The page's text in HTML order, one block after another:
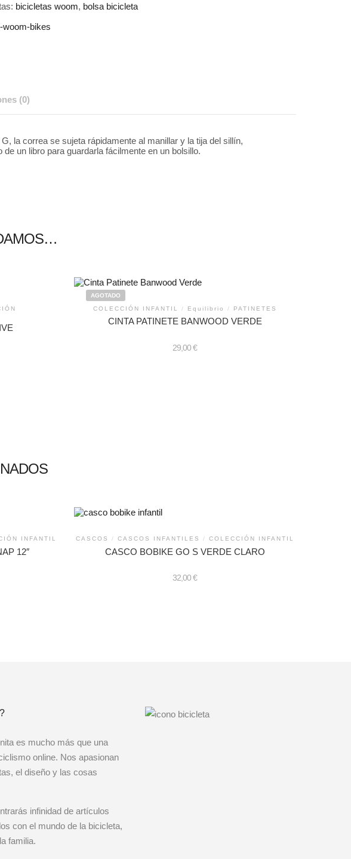
bicicletas woom, bolsa bicicleta
(0)
la correa se sujeta rápidamente al manillar y la tija del sillín,
un libro para guardarla fácilmente en un bolsillo.
AGOTADO
COLECCIÓN INFANTIL
/ Equilibrio / PATINETES
CINTA PATINETE BANWOOD VERDE
29,00€
INFANTIL
12″
CASCOS / CASCOS INFANTILES / COLECCIÓN INFANTIL
CASCO BOBIKE GO S VERDE CLARO
32,00€
es mucho más que una
online. Nos apasionan
el diseño y las cosas
infinidad de artículos
con el mundo de la bicicleta,
familia.